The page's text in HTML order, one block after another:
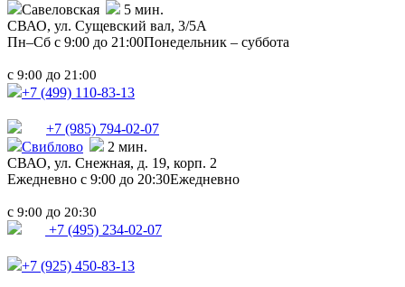
Савеловская
5 мин.
СВАО, ул. Сущевский вал, 3/5А
Пн–Сб с 9:00 до 21:00Понедельник – суббота
с 9:00 до 21:00
+7 (499) 110-83-13
+7 (985) 794-02-07
Свиблово
2 мин.
СВАО, ул. Снежная, д. 19, корп. 2
Ежедневно с 9:00 до 20:30Ежедневно
с 9:00 до 20:30
+7 (495) 234-02-07
+7 (925) 450-83-13